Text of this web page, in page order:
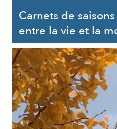
Carnets de saisons
entre la vie et la